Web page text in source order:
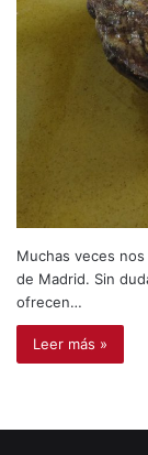
Muchas veces
de Madrid. Sin
ofrecen…
Leer más »